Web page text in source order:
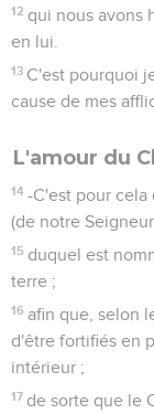
12 qui nous avons
en lui.
13 C'est pourquoi
cause de mes
L'amour du
14 -C'est pour cela
(de notre
15 duquel est
terre ;
16 afin que, selon
d'être fortifiés en
intérieur ;
17 de sorte que le